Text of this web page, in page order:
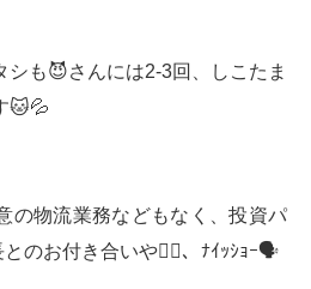
シも😈さんには2-3回、しこたま
🐱💦
の物流業務などもなく、投資パ
のお付き合いや🏌️‍♂️、ﾅｲｯｼｮｰ🗣️